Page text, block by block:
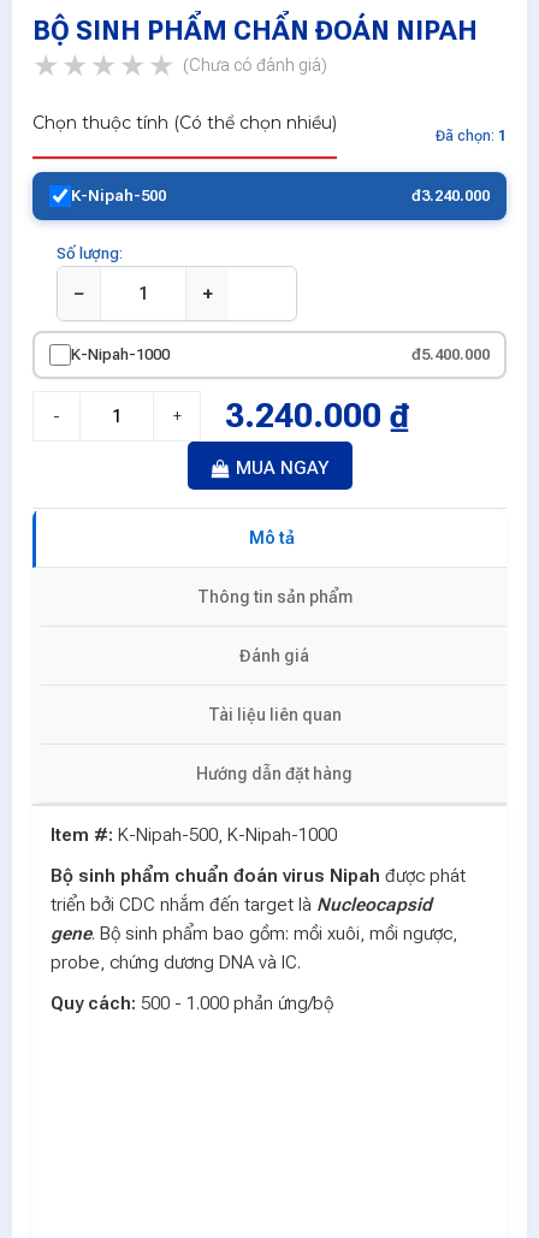
BỘ SINH PHẨM CHẨN ĐOÁN NIPAH
(Chưa có đánh giá)
Chọn thuộc tính (Có thể chọn nhiều)
Đã chọn: 1
K-Nipah-500 đ3.240.000
Số lượng:
− +
K-Nipah-1000 đ5.400.000
- + 3.240.000 ₫
MUA NGAY
Mô tả
Thông tin sản phẩm
Đánh giá
Tài liệu liên quan
Hướng dẫn đặt hàng
Item #: K-Nipah-500, K-Nipah-1000
Bộ sinh phẩm chuẩn đoán virus Nipah được phát
triển bởi CDC nhắm đến target là Nucleocapsid
gene. Bộ sinh phẩm bao gồm: mồi xuôi, mồi ngược,
probe, chứng dương DNA và IC.
Quy cách: 500 - 1.000 phản ứng/bộ